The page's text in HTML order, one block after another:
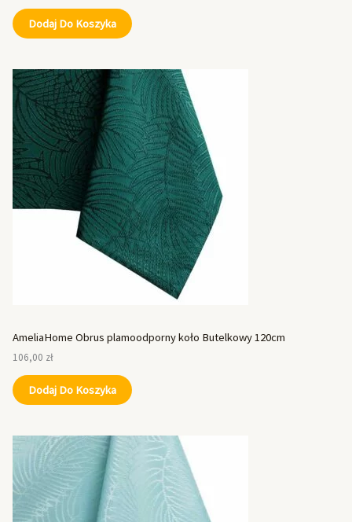
Dodaj Do Koszyka
AmeliaHome Obrus plamoodporny koło Butelkowy 120cm
106,00 zł
Dodaj Do Koszyka